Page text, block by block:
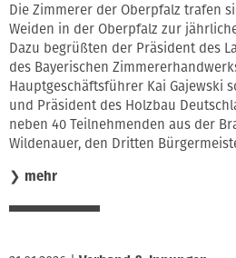
Die Zimmerer der Oberpfalz trafen
Weiden in der Oberpfalz zur
Dazu begrüßten der Präsident des
des Bayerischen
Hauptgeschäftsführer Kai Gajewski
und Präsident des Holzbau
neben 40 Teilnehmenden aus der
Wildenauer, den Dritten
❯ mehr